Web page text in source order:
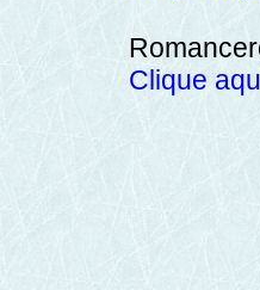
Clique